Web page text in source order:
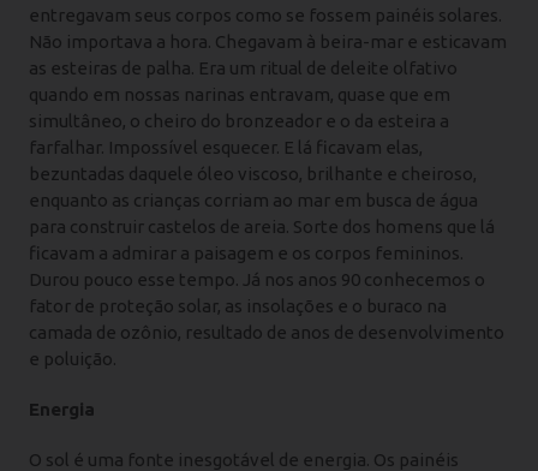
entregavam seus corpos como se fossem painéis solares.
Não importava a hora. Chegavam à beira-mar e esticavam
as esteiras de palha. Era um ritual de deleite olfativo
quando em nossas narinas entravam, quase que em
simultâneo, o cheiro do bronzeador e o da esteira a
farfalhar. Impossível esquecer. E lá ficavam elas,
bezuntadas daquele óleo viscoso, brilhante e cheiroso,
enquanto as crianças corriam ao mar em busca de água
para construir castelos de areia. Sorte dos homens que lá
ficavam a admirar a paisagem e os corpos femininos.
Durou pouco esse tempo. Já nos anos 90 conhecemos o
fator de proteção solar, as insolações e o buraco na
camada de ozônio, resultado de anos de desenvolvimento
e poluição.
Energia
O sol é uma fonte inesgotável de energia. Os painéis